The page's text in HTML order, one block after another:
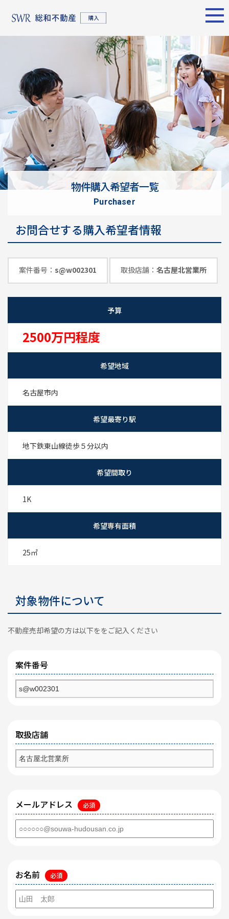
名古屋エリア
物件検索
物件一覧
東京エリア
物件検索
物件一覧
エリア別
名古屋エリア
不動産売却
について
購入希望者
情報一覧
について
購入希望者
情報一覧
売却サポート
シーンごとの売却
売り方のメリット・デメ
リット
買い替えの流れ
売却実績
戸建てを高く売るための
土地を高く売るためのポ
めのポイント
物件購入希望者一覧
purchaser
お問合せする購入希望者情報
案件番号： s@w002301 取扱店舗： 名古屋北営業所
予算
2500万円程度
希望地域
名古屋市内
希望最寄り駅
地下鉄東山線徒歩５分以内
希望間取り
1K
希望専有面積
25㎡
対象物件について
不動産売却希望の方は以下ををご記入ください
案件番号
取扱店舗
メールアドレス 必須
お名前 必須